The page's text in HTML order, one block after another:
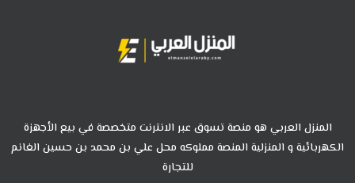
المنزل العربي هو منصة تسوق عبر الانترنت متخصصة في بيع الأجهزة
الكهربائية و المنزلية المنصة مملوكه محل علي بن محمد بن حسين الغانم
للتجارة